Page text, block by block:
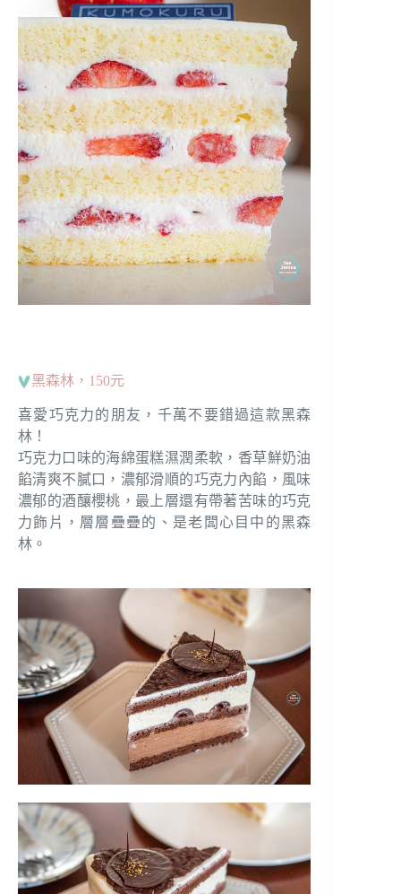
黑森林，150元
喜愛巧克力的朋友，千萬不要錯過這款黑森
林！
巧克力口味的海綿蛋糕濕潤柔軟，香草鮮奶油
餡清爽不膩口，濃郁滑順的巧克力內餡，風味
濃郁的酒釀櫻桃，最上層還有帶著苦味的巧克
力飾片，層層疊疊的、是老闆心目中的黑森
林。